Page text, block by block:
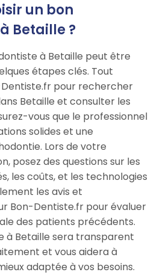
un bon
Betaille ?
à Betaille peut être
étapes clés. Tout
Dentiste.fr pour rechercher
Betaille et consulter les
vous que le professionnel
solides et une
Lors de votre
posez des questions sur les
les coûts, et les technologies
les avis et
Bon-Dentiste.fr pour évaluer
des patients précédents.
à Betaille sera transparent
et vous aidera à
adaptée à vos besoins.